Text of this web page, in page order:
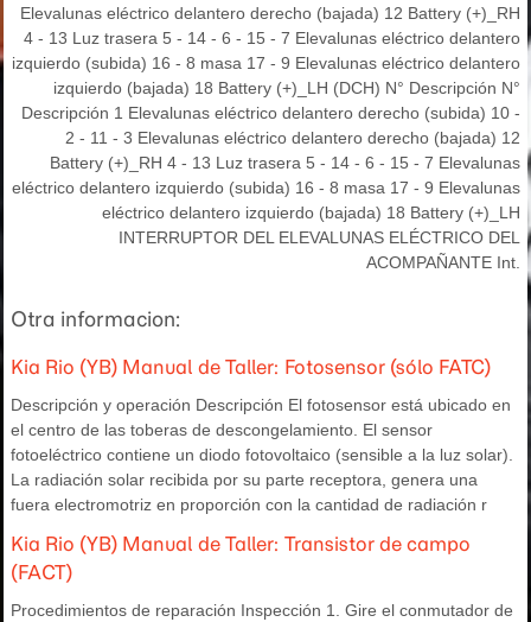
Elevalunas eléctrico delantero derecho (bajada) 12 Battery (+)_RH
4 - 13 Luz trasera 5 - 14 - 6 - 15 - 7 Elevalunas eléctrico delantero
izquierdo (subida) 16 - 8 masa 17 - 9 Elevalunas eléctrico delantero
izquierdo (bajada) 18 Battery (+)_LH (DCH) N° Descripción N°
Descripción 1 Elevalunas eléctrico delantero derecho (subida) 10 -
2 - 11 - 3 Elevalunas eléctrico delantero derecho (bajada) 12
Battery (+)_RH 4 - 13 Luz trasera 5 - 14 - 6 - 15 - 7 Elevalunas
eléctrico delantero izquierdo (subida) 16 - 8 masa 17 - 9 Elevalunas
eléctrico delantero izquierdo (bajada) 18 Battery (+)_LH
INTERRUPTOR DEL ELEVALUNAS ELÉCTRICO DEL
ACOMPAÑANTE Int.
Otra informacion:
Kia Rio (YB) Manual de Taller: Fotosensor (sólo FATC)
Descripción y operación Descripción El fotosensor está ubicado en
el centro de las toberas de descongelamiento. El sensor
fotoeléctrico contiene un diodo fotovoltaico (sensible a la luz solar).
La radiación solar recibida por su parte receptora, genera una
fuera electromotriz en proporción con la cantidad de radiación r
Kia Rio (YB) Manual de Taller: Transistor de campo
(FACT)
Procedimientos de reparación Inspección 1. Gire el conmutador de